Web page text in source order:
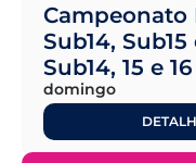
Campeonato
Sub14,
Sub14, 15 e
domingo